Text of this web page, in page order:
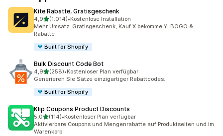
Kite Rabatte, Gratisgeschenk
4,9von 5 Sternen
(1.014)
1014 Rezensionen insgesamt
•Kostenlose Installation
Mehr Umsatz: Gratisgeschenk, Kauf X bekomme Y, BOGO &
Rabatte
Built for Shopify
Bulk Discount Code Bot
4,9von 5 Sternen
(258)
258 Rezensionen insgesamt
•Kostenloser Plan verfügbar
Generieren Sie Sätze einzigartiger Rabattcodes.
Built for Shopify
Klip Coupons Product Discounts
5,0von 5 Sternen
(114)
114 Rezensionen insgesamt
•Kostenloser Plan verfügbar
Aktivierbare Coupons und Mengenrabatte auf Produktseiten und im
Warenkorb